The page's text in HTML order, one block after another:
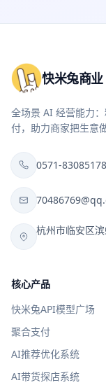
快米兔商业
全场景 AI 经营能力
付，助力商家把生意
0571-83085178
杭州市临安区
核心产品
快米兔API模型广场
聚合支付
AI推荐优化系统
AI带货探店系统